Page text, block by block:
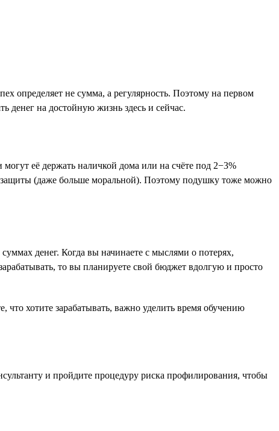
определяет не сумма, а регулярность. Поэтому на первом
денег на достойную жизнь здесь и сейчас.
её держать наличкой дома или на счёте под 2−3%
(даже больше моральной). Поэтому подушку тоже можно
денег. Когда вы начинаете с мыслями о потерях,
то вы планируете свой бюджет вдолгую и просто
что хотите зарабатывать, важно уделить время обучению
и пройдите процедуру риска профилирования, чтобы